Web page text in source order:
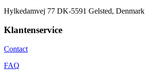
Hylkedamvej 77 DK-5591 Gelsted, Denmark
Klantenservice
Contact
FAQ